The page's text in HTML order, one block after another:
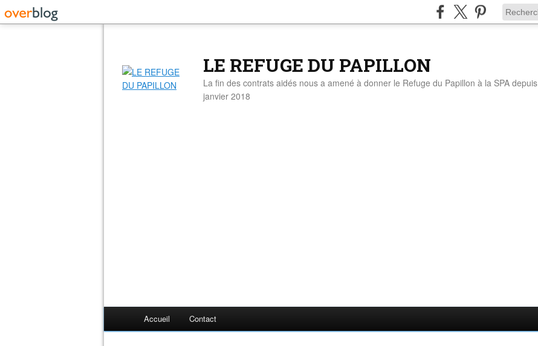
LE REFUGE DU PAPILLON
La fin des contrats aidés nous a amené à donner le Refuge du Papillon à la SPA depuis
janvier 2018
Accueil Contact